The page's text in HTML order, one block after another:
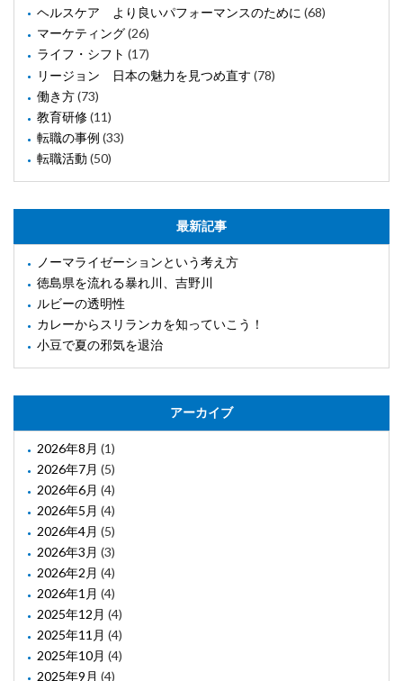
ヘルスケア より良いパフォーマンスのために (68)
マーケティング(26)
ライフ・シフト (17)
リージョン 日本の魅力を見つめ直す (78)
働き方(73)
教育研修(11)
転職の事例 (33)
転職活動 (50)
最新記事
ノーマライゼーションという考え方
徳島県を流れる暴れ川、吉野川
ルビーの透明性
カレーからスリランカを知っていこう！
小豆で夏の邪気を退治
アーカイブ
2026年8月 (1)
2026年7月 (5)
2026年6月 (4)
2026年5月 (4)
2026年4月 (5)
2026年3月 (3)
2026年2月 (4)
2026年1月 (4)
2025年12月 (4)
2025年11月 (4)
2025年10月 (4)
2025年9月 (4)